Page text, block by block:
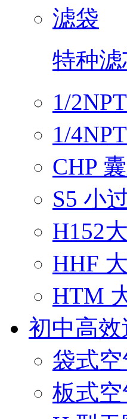
滤袋
特种滤
1/
1/
CHP
S5 小
H152
HHF
HTM
初中高
袋式
板式